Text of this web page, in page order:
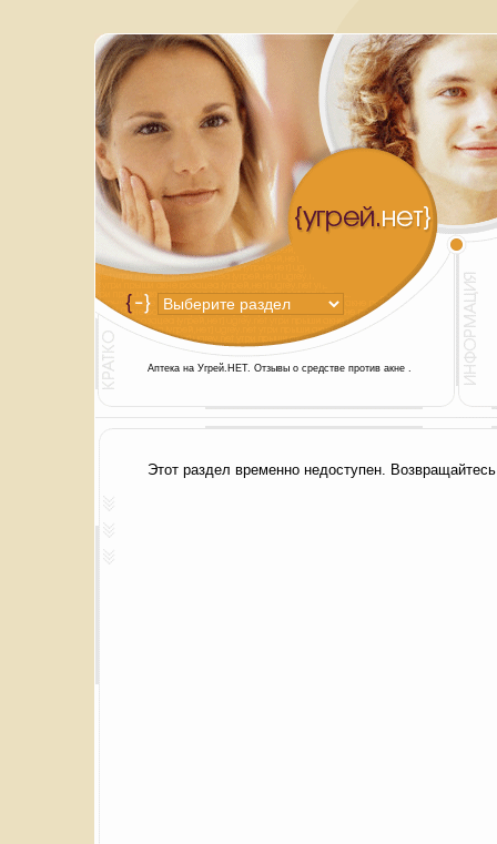
Аптека на Угрей.НЕТ. Отзывы о средстве против акне .
Этот раздел временно недоступен.